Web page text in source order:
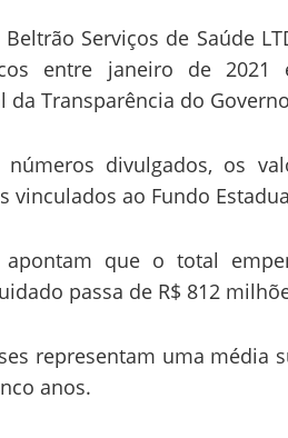
Serviços de Saúde
entre janeiro de 2021
Transparência do
divulgados, os
vinculados ao Fundo
que o total
passa de R$ 812
representam uma média
anos.